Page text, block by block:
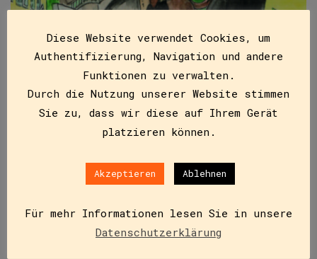
9783991281153
Mehrere verdächtige Gestalten sind in Graz, der
ganz großen Coup vorzubereiten. Zusammen mit dem
Chefinspektor der Grazer Polizei…
Diese Website verwendet Cookies, um
Authentifizierung, Navigation und andere
Funktionen zu verwalten.
Durch die Nutzung unserer Website stimmen
Sie zu, dass wir diese auf Ihrem Gerät
platzieren können.
Akzeptieren Ablehnen
Für mehr Informationen lesen Sie in unsere
Datenschutzerklärung